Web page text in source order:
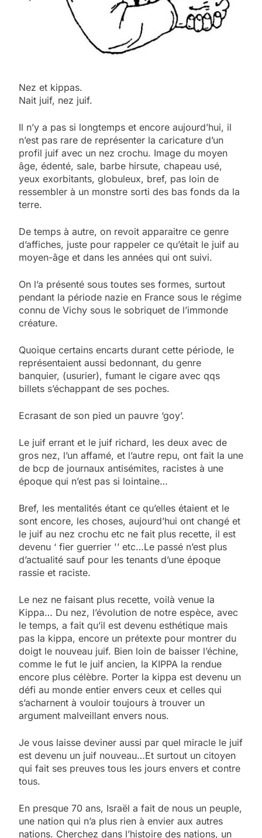
Nez et kippas.
Nait juif, nez juif.
Il n’y a pas si longtemps et encore aujourd’hui, il
n’est pas rare de représenter la caricature d’un
profil juif avec un nez crochu. Image du moyen
âge, édenté, sale, barbe hirsute, chapeau usé,
yeux exorbitants, globuleux, bref, pas loin de
ressembler à un monstre sorti des bas fonds da la
terre.
De temps à autre, on revoit apparaitre ce genre
d’affiches, juste pour rappeler ce qu’était le juif au
moyen-âge et dans les années qui ont suivi.
On l’a présenté sous toutes ses formes, surtout
pendant la période nazie en France sous le régime
connu de Vichy sous le sobriquet de l’immonde
créature.
Quoique certains encarts durant cette période, le
représentaient aussi bedonnant, du genre
banquier, (usurier), fumant le cigare avec qqs
billets s’échappant de ses poches.
Ecrasant de son pied un pauvre ‘goy’.
Le juif errant et le juif richard, les deux avec de
gros nez, l’un affamé, et l’autre repu, ont fait la une
de bcp de journaux antisémites, racistes à une
époque qui n’est pas si lointaine…
Bref, les mentalités étant ce qu’elles étaient et le
sont encore, les choses, aujourd’hui ont changé et
le juif au nez crochu etc ne fait plus recette, il est
devenu ‘ fier guerrier '’ etc…Le passé n’est plus
d’actualité sauf pour les tenants d’une époque
rassie et raciste.
Le nez ne faisant plus recette, voilà venue la
Kippa… Du nez, l’évolution de notre espèce, avec
le temps, a fait qu’il est devenu esthétique mais
pas la kippa, encore un prétexte pour montrer du
doigt le nouveau juif. Bien loin de baisser l’échine,
comme le fut le juif ancien, la KIPPA la rendue
encore plus célèbre. Porter la kippa est devenu un
défi au monde entier envers ceux et celles qui
s’acharnent à vouloir toujours à trouver un
argument malveillant envers nous.
Je vous laisse deviner aussi par quel miracle le juif
est devenu un juif nouveau…Et surtout un citoyen
qui fait ses preuves tous les jours envers et contre
tous.
En presque 70 ans, Israël a fait de nous un peuple,
une nation qui n’a plus rien à envier aux autres
nations. Cherchez dans l’histoire des nations, un
2025, l’année la plus
meurtrière selon le